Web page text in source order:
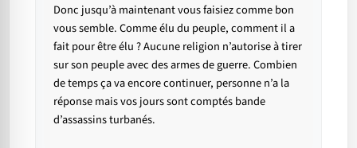
Donc jusqu’à maintenant vous faisiez comme bon
vous semble. Comme élu du peuple, comment il a
fait pour être élu ? Aucune religion n’autorise à tirer
sur son peuple avec des armes de guerre. Combien
de temps ça va encore continuer, personne n’a la
réponse mais vos jours sont comptés bande
d’assassins turbanés.